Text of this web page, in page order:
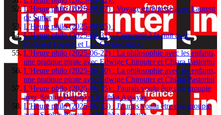
L'Heure philo (2025-09-07) : Voyage en ivresse avec Laurent
de Sutter
L'Heure philo (2025-09-05) :
L'Heure philo (2025-08-31) : Consentir à la nuit avec
Michaëll Foessel et Luc Gwiazdzinski
L'Heure philo (2025-06-22) : La philosophie avec les enfants,
une pratique pirate avec Edwige Chirouter et Chiara Pastorini
L'Heure philo (2025-06-20) : La philosophie avec les enfants,
une pratique pirate avec Edwige Chirouter et Chiara Pastorini
L'Heure philo (2025-06-15) : J'aurais voulu être une groupie
avec Sophie Benard et Michka Assayas
L'Heure philo (2025-06-13) : J'aurais voulu être une groupie